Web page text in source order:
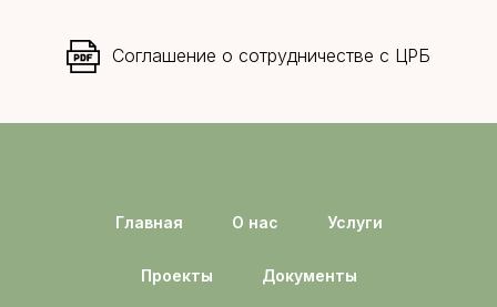
Соглашение о сотрудничестве с ЦРБ
Главная О нас Услуги
Проекты Документы